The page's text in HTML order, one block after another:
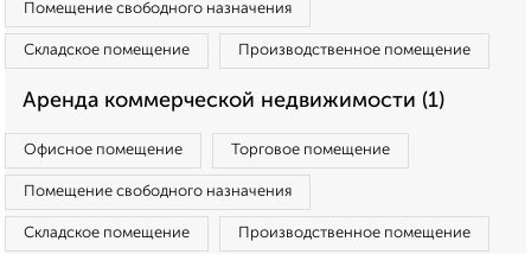
Помещение свободного назначения
Складское помещение Производственное помещение
Аренда коммерческой недвижимости (1)
Офисное помещение Торговое помещение
Помещение свободного назначения
Складское помещение Производственное помещение